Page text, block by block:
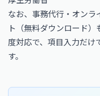
なお、 事務代行・オンラ
ト（無料ダウンロード）
度対応で、項目入力だけ
す。